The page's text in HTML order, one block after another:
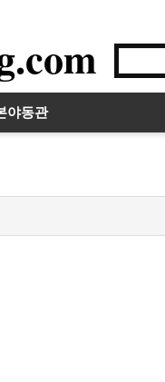
야동관